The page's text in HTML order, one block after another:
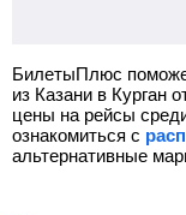
БилетыПлюс
из Казани в Курган
цены на рейсы
ознакомиться с
альтернативные